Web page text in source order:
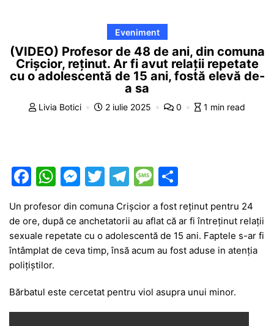
Eveniment
(VIDEO) Profesor de 48 de ani, din comuna
Crișcior, reținut. Ar fi avut relații repetate
cu o adolescentă de 15 ani, fostă elevă de-
a sa
Livia Botici 2 iulie 2025 0 1 min read
F
a
c
e
b
o
o
k
W
at
s
A
p
M
s
s
e
g
er
T
itt
er
T
el
e
gr
a
M
e
s
s
a
e
ar
ta
je
a
ă
Un profesor din comuna Crișcior a fost reținut pentru 24
de ore, după ce anchetatorii au aflat că ar fi întreținut relații
sexuale repetate cu o adolescentă de 15 ani. Faptele s-ar fi
întâmplat de ceva timp, însă acum au fost aduse in atenția
polițiștilor.
Bărbatul este cercetat pentru viol asupra unui minor.